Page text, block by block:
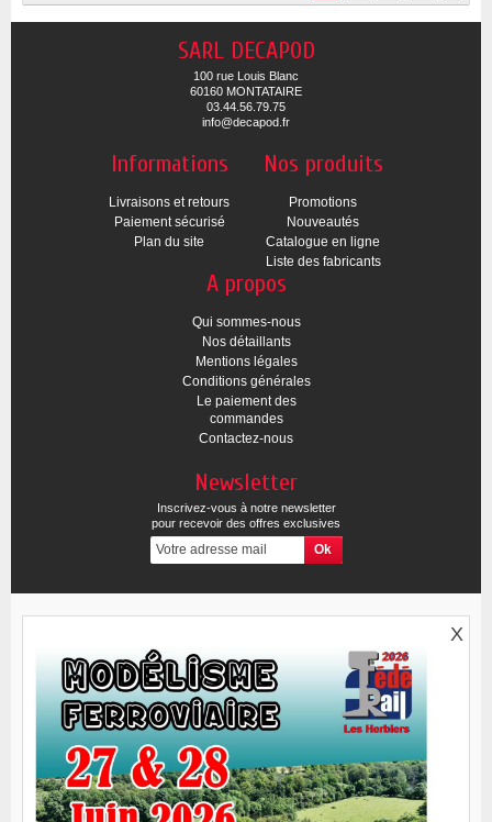
SARL DECAPOD
100 rue Louis Blanc
60160 MONTATAIRE
03.44.56.79.75
info@decapod.fr
Informations
Livraisons et retours
Paiement sécurisé
Plan du site
Nos produits
Promotions
Nouveautés
Catalogue en ligne
Liste des fabricants
A propos
Qui sommes-nous
Nos détaillants
Mentions légales
Conditions générales
Le paiement des
commandes
Contactez-nous
Newsletter
Inscrivez-vous à notre newsletter
pour recevoir des offres exclusives
X